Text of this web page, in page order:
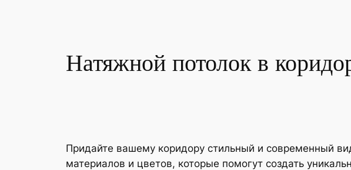
Натяжной потолок в
Придайте вашему коридору стильный и современный
материалов и цветов, которые помогут создать